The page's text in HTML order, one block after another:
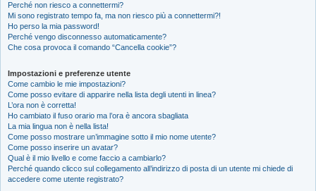
Perché non riesco a connettermi?
Mi sono registrato tempo fa, ma non riesco più a connettermi?!
Ho perso la mia password!
Perché vengo disconnesso automaticamente?
Che cosa provoca il comando “Cancella cookie”?
Impostazioni e preferenze utente
Come cambio le mie impostazioni?
Come posso evitare di apparire nella lista degli utenti in linea?
L’ora non è corretta!
Ho cambiato il fuso orario ma l’ora è ancora sbagliata
La mia lingua non è nella lista!
Come posso mostrare un’immagine sotto il mio nome utente?
Come posso inserire un avatar?
Qual è il mio livello e come faccio a cambiarlo?
Perché quando clicco sul collegamento all’indirizzo di posta di un utente mi chiede di
accedere come utente registrato?